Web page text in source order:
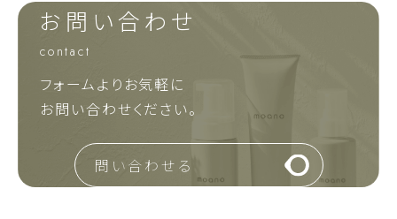
お問い合わせ
contact
フォームよりお気軽に
お問い合わせください。
問い合わせる